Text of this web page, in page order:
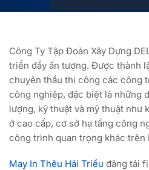
Công Ty Tập Đoàn Xây Dựng
triển đầy ấn tượng. Được thành
chuyên thầu thi công các công
công nghiệp, đặc biệt là những
lượng, kỹ thuật và mỹ thuật như
ở cao cấp, cơ sở hạ tầng công
công trình quan trọng khác trên
May In Thêu Hải Triều đăng tải